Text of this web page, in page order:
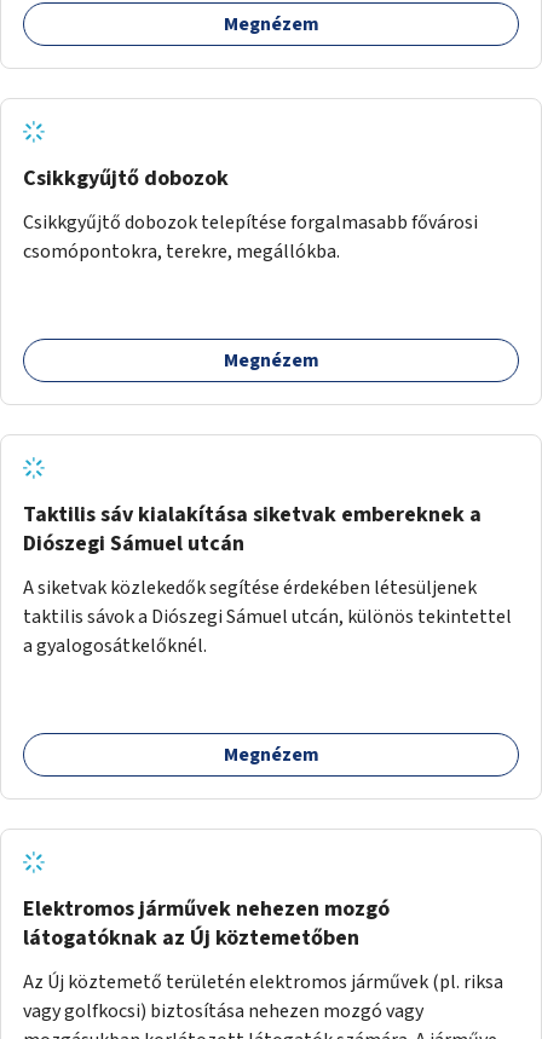
Megnézem
Csikkgyűjtő dobozok
Csikkgyűjtő dobozok telepítése forgalmasabb fővárosi
csomópontokra, terekre, megállókba.
Megnézem
Taktilis sáv kialakítása siketvak embereknek a
Diószegi Sámuel utcán
A siketvak közlekedők segítése érdekében létesüljenek
taktilis sávok a Diószegi Sámuel utcán, különös tekintettel
a gyalogosátkelőknél.
Megnézem
Elektromos járművek nehezen mozgó
látogatóknak az Új köztemetőben
Az Új köztemető területén elektromos járművek (pl. riksa
vagy golfkocsi) biztosítása nehezen mozgó vagy